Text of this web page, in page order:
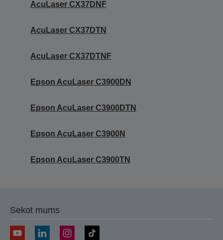
AcuLaser CX37DNF
AcuLaser CX37DTN
AcuLaser CX37DTNF
Epson AcuLaser C3900DN
Epson AcuLaser C3900DTN
Epson AcuLaser C3900N
Epson AcuLaser C3900TN
Sekot mums